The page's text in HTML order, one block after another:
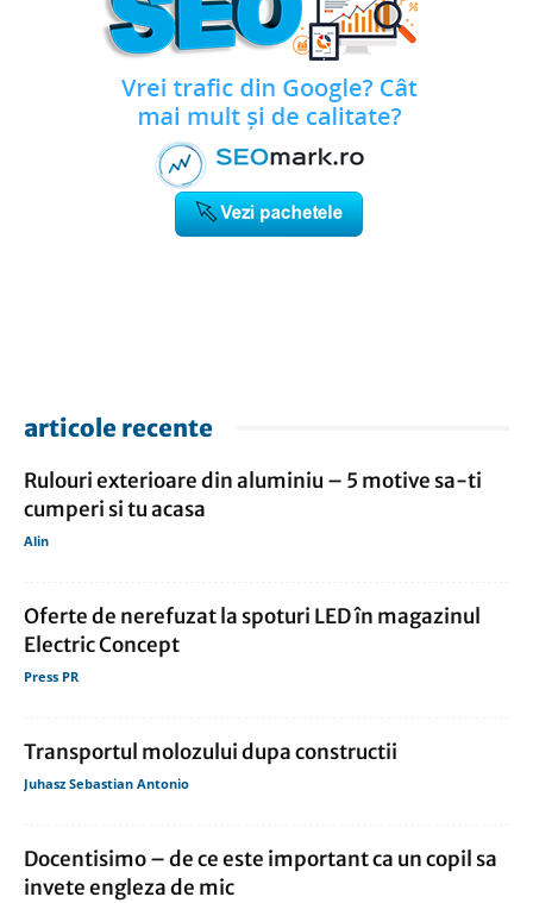
articole recente
Rulouri exterioare din aluminiu – 5 motive sa-ti
cumperi si tu acasa
Alin
Oferte de nerefuzat la spoturi LED în magazinul
Electric Concept
Press PR
Transportul molozului dupa constructii
Juhasz Sebastian Antonio
Docentisimo – de ce este important ca un copil sa
invete engleza de mic